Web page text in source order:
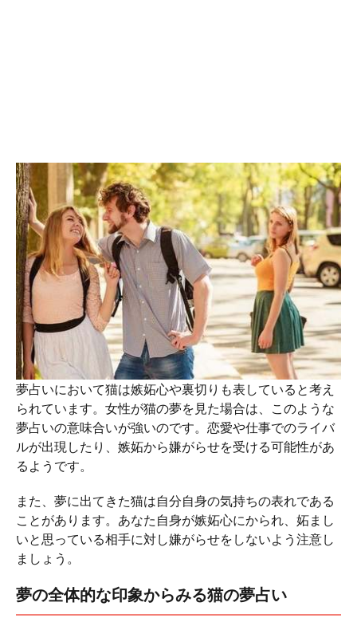
夢占いにおいて猫は嫉妬心や裏切りも表していると考え
られています。女性が猫の夢を見た場合は、このような
夢占いの意味合いが強いのです。恋愛や仕事でのライバ
ルが出現したり、嫉妬から嫌がらせを受ける可能性があ
るようです。
また、夢に出てきた猫は自分自身の気持ちの表れである
ことがあります。あなた自身が嫉妬心にかられ、妬まし
いと思っている相手に対し嫌がらせをしないよう注意し
ましょう。
夢の全体的な印象からみる猫の夢占い